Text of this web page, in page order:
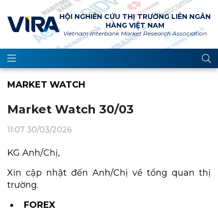
HỘI NGHIÊN CỨU THỊ TRƯỜNG LIÊN NGÂN
HÀNG VIỆT NAM
Vietnam Interbank Market Research Association
MARKET WATCH
Market Watch 30/03
11:07 30/03/2026
KG Anh/Chị,
Xin cập nhật đến Anh/Chị về tổng quan thị
trường.
FOREX